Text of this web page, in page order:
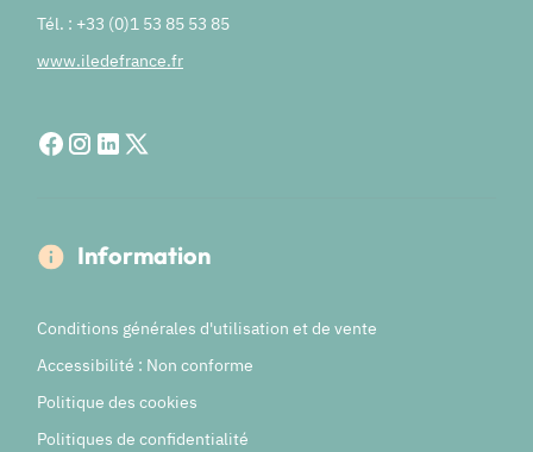
Tél. : +33 (0)1 53 85 53 85
www.iledefrance.fr
Information
Conditions générales d'utilisation et de vente
Accessibilité : Non conforme
Politique des cookies
Politiques de confidentialité